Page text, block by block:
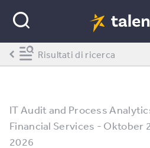
IT Audit and Process
Financial Services - Oktober
2026
Risultati di ricerca